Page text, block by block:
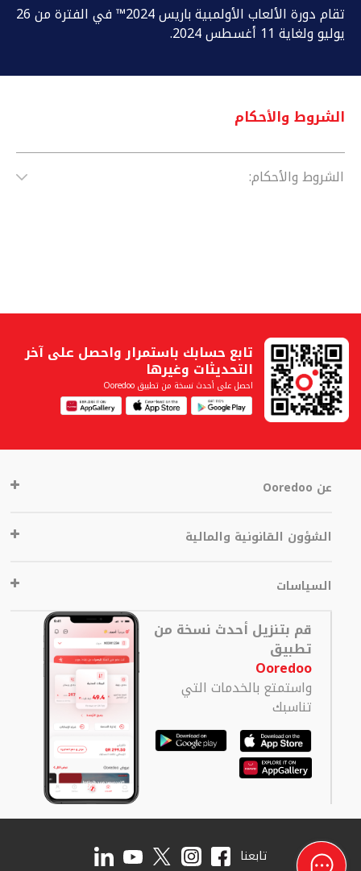
تقام دورة الألعاب الأولمبية باريس 2024™ في الفترة من 26
يوليو ولغاية 11 أغسطس 2024.
الشروط والأحكام
الشروط والأحكام:
تابع حسابك باستمرار واحصل على آخر
التحديثات وغيرها
احصل على أحدث نسخة من تطبيق Ooredoo
عن Ooredoo
الشؤون القانونية والمالية
السياسات
قم بتنزيل أحدث نسخة من
تطبيق
Ooredoo
واستمتع بالخدمات التي
تناسبك
تابعنا